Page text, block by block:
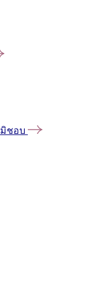
ชอบ